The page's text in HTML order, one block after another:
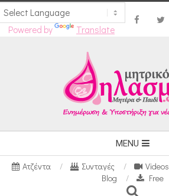
Powered by Translate
Navigation
Menu
MENU
Ατζέντα Συνταγές Videos
Blog
Free
Search